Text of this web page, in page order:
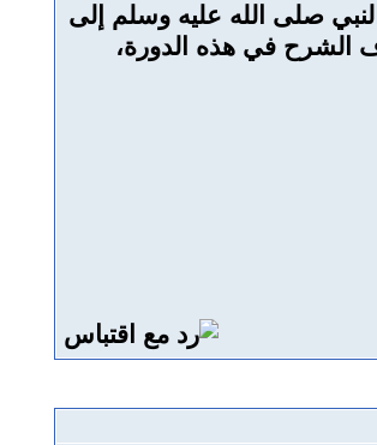
من عام 1426هـ من بدايته، حتى هجرة النبي صلى الله عليه وسلم إلى
استئناف الشرح في هذه الدورة،